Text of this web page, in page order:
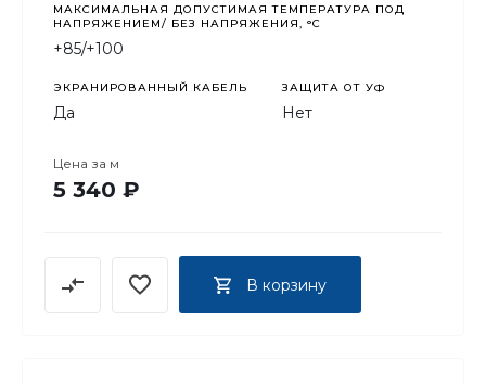
МАКСИМАЛЬНАЯ ДОПУСТИМАЯ ТЕМПЕРАТУРА ПОД
НАПРЯЖЕНИЕМ/ БЕЗ НАПРЯЖЕНИЯ, °C
+85/+100
ЭКРАНИРОВАННЫЙ КАБЕЛЬ
Да
ЗАЩИТА ОТ УФ
Нет
Цена за м
5 340 ₽
В корзину